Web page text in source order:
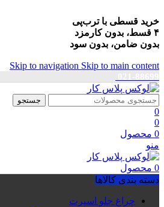
خرید قسطی با ترب‌پی
۴ قسط، بدون کارمزد
بدون ضامن، بدون سود
Skip to navigation Skip to main content
جستجو
0
0
0 محصول
منو
0 محصول
دسته بندی کالاها
چراغ جلو اسپرت